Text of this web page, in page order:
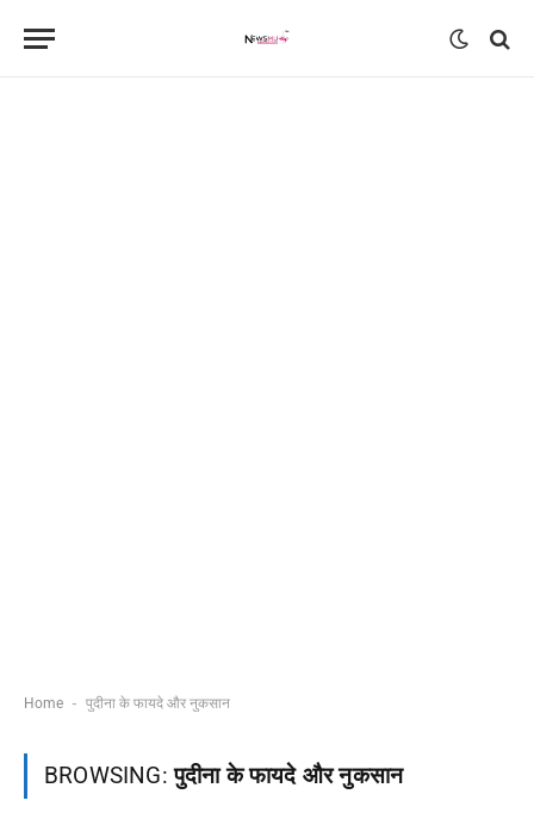
Home - पुदीना के फायदे और नुकसान
BROWSING:पुदीना के फायदे और नुकसान